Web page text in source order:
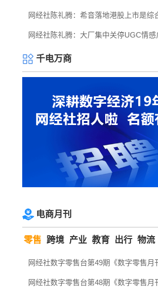
千电万商
电商月刊
零售 跨境 产业 教育 出行 物流